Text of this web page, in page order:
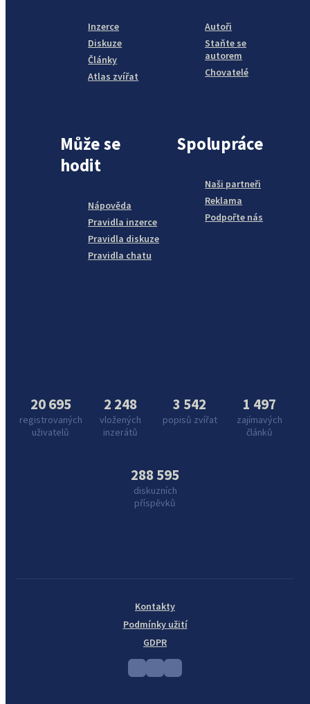
Inzerce
Diskuze
Články
Atlas zvířat
Autoři
Staňte se
autorem
Chovatelé
Může se
hodit
Nápověda
Pravidla inzerce
Pravidla diskuze
Pravidla chatu
Spolupráce
Naši partneři
Reklama
Podpořte nás
20 695
registrovaných
uživatelů
2 248
vložených
inzerátů
3 542
popisů zvířat
1 497
zajímavých
článků
288 595
diskuzních
příspěvků
Kontakty
Podmínky užití
GDPR